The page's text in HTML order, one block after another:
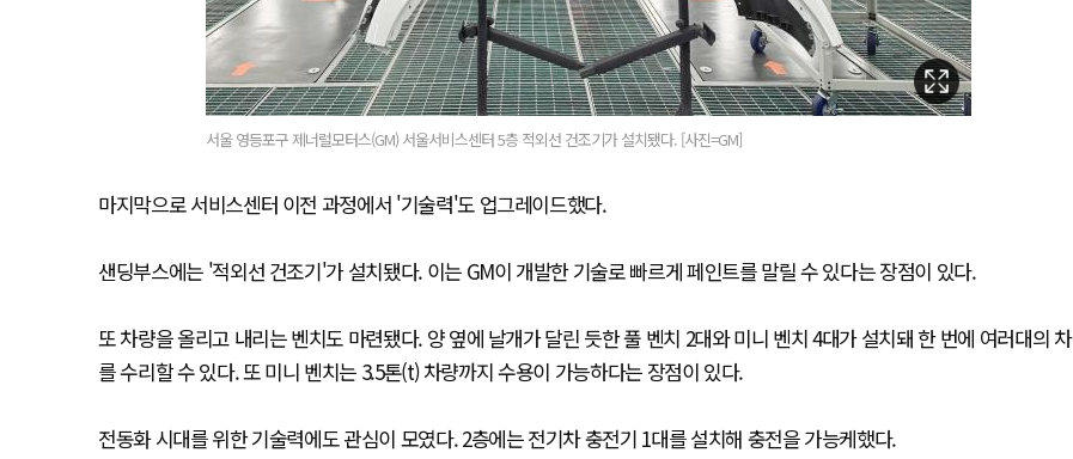
서울 영등포구 제너럴모터스(GM) 서울서비스센터 5층 적외선 건조기가 설치됐다. [사진=GM]
마지막으로 서비스센터 이전 과정에서 '기술력'도 업그레이드했다.
샌딩부스에는 '적외선 건조기'가 설치됐다. 이는 GM이 개발한 기술로 빠르게 페인트를 말릴 수 있다는 장점이 있다.
또 차량을 올리고 내리는 벤치도 마련됐다. 양 옆에 날개가 달린 듯한 풀 벤치 2대와 미니 벤치 4대가 설치돼 한 번에 여러대의 차
를 수리할 수 있다. 또 미니 벤치는 3.5톤(t) 차량까지 수용이 가능하다는 장점이 있다.
전동화 시대를 위한 기술력에도 관심이 모였다. 2층에는 전기차 충전기 1대를 설치해 충전을 가능케했다.